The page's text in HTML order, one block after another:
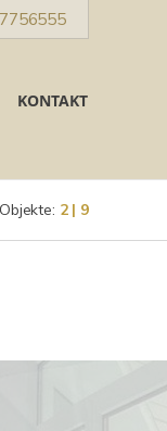
KONTAKT
2 | 9